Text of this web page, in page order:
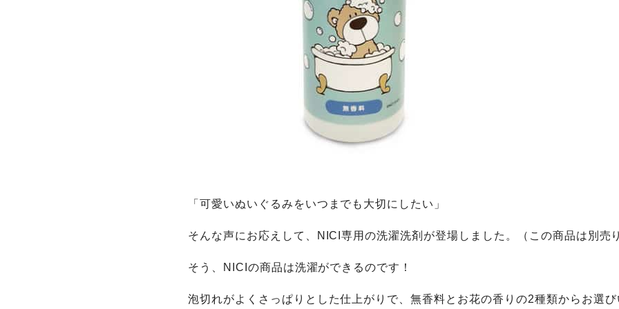
「可愛いぬいぐるみをいつまでも大切にしたい」
そんな声にお応えして、NICI専用の洗濯洗剤が登場しました。（この商品は別売
そう、NICIの商品は洗濯ができるのです！
泡切れがよくさっぱりとした仕上がりで、無香料とお花の香りの2種類からお選び